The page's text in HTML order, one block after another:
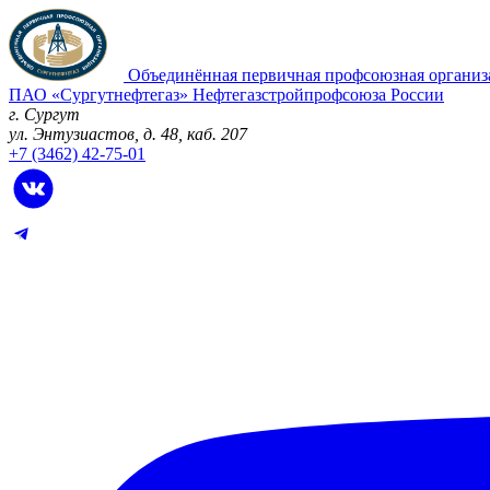
Объединённая первичная профсоюзная
ПАО «Сургутнефтегаз» Нефтегазстройпрофсоюза России
г. Сургут
ул. Энтузиастов, д. 48, каб. 207
+7 (3462) 42-75-01